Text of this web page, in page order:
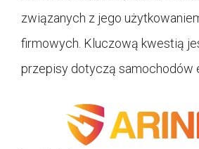
związanych z jego
firmowych. Kluczową kwestią
przepisy dotyczą samochodów